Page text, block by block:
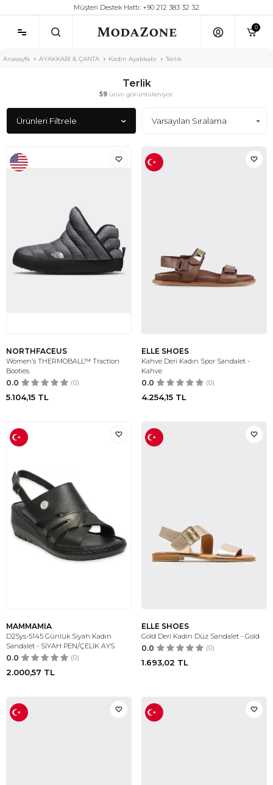
Müşteri Destek Hattı: +90 212 383 32 32
0
Anasayfa AYAKKABI & ÇANTA Kadın Ayakkabı Terlik
Terlik
59 ürün görüntüleniyor.
Ürünleri Filtrele
NORTHFACEUS
Women’s THERMOBALL™ Traction
Booties
0.0 (0)
5.104,15 TL
ELLE SHOES
Kahve Deri Kadın Spor Sandalet -
Kahve
0.0 (0)
4.254,15 TL
MAMMAMIA
D25ys-5145 Günlük Siyah Kadın
Sandalet - SİYAH PEN/ÇELİK AYS
0.0 (0)
2.000,57 TL
ELLE SHOES
Gold Deri Kadın Düz Sandalet - Gold
0.0 (0)
1.693,02 TL